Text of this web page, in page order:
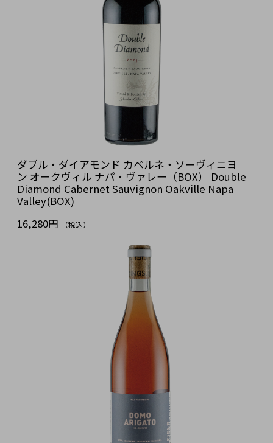
ダブル・ダイアモンド カベルネ・ソーヴィニヨ
ン オークヴィル ナパ・ヴァレー（BOX） Double
Diamond Cabernet Sauvignon Oakville Napa
Valley(BOX)
16,280円
（税込）